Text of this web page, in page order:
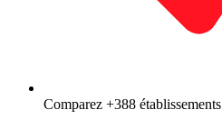
Comparez +388 établissements